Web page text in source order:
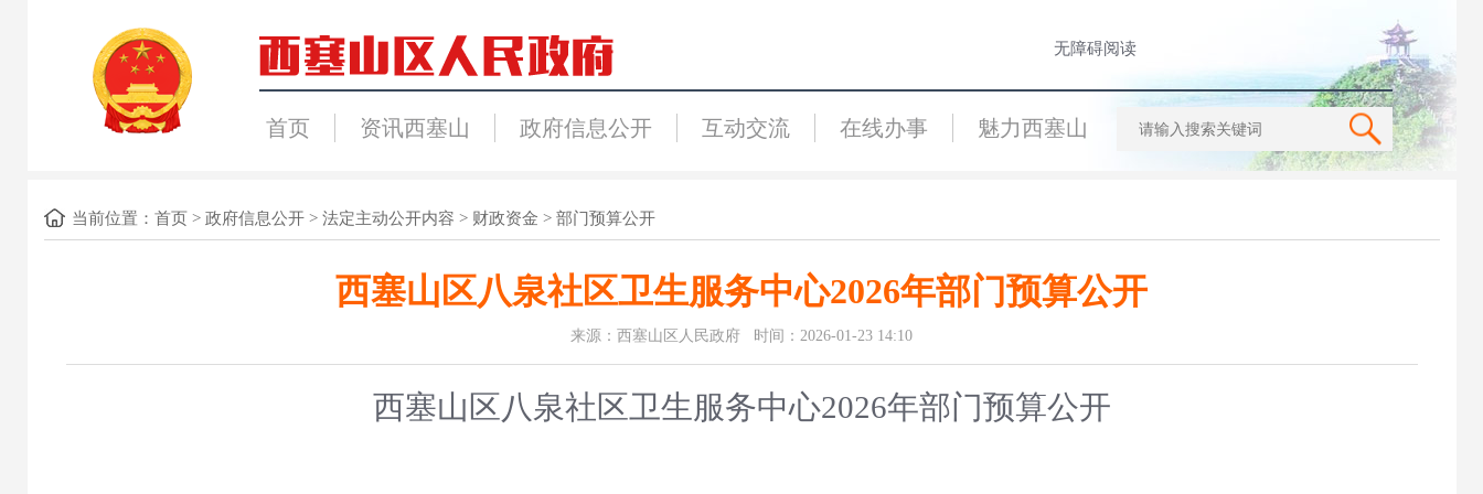
无障碍阅读
首页 资讯西塞山 政府信息公开 互动交流 在线办事 魅力西塞山
当前位置： 首页> 政府信息公开> 法定主动公开内容 > 财政资金 > 部门预算公开
西塞山区八泉社区卫生服务中心2026年部门预算公开
来源：西塞山区人民政府 时间：2026-01-23 14:10
西塞山区八泉社区卫生服务中心2026年部门预算公开